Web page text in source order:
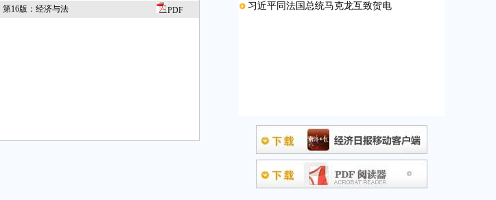
第16版：经济与法
PDF
习近平同法国总统马克龙互致贺电